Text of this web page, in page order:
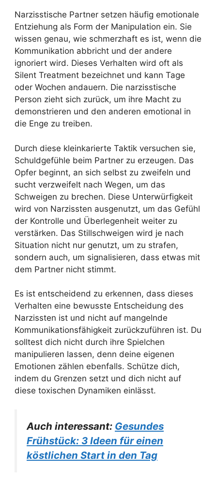
Narzisstische Partner setzen häufig emotionale
Entziehung als Form der Manipulation ein. Sie
wissen genau, wie schmerzhaft es ist, wenn die
Kommunikation abbricht und der andere
ignoriert wird. Dieses Verhalten wird oft als
Silent Treatment bezeichnet und kann Tage
oder Wochen andauern. Die narzisstische
Person zieht sich zurück, um ihre Macht zu
demonstrieren und den anderen emotional in
die Enge zu treiben.
Durch diese kleinkarierte Taktik versuchen sie,
Schuldgefühle beim Partner zu erzeugen. Das
Opfer beginnt, an sich selbst zu zweifeln und
sucht verzweifelt nach Wegen, um das
Schweigen zu brechen. Diese Unterwürfigkeit
wird von Narzissten ausgenutzt, um das Gefühl
der Kontrolle und Überlegenheit weiter zu
verstärken. Das Stillschweigen wird je nach
Situation nicht nur genutzt, um zu strafen,
sondern auch, um signalisieren, dass etwas mit
dem Partner nicht stimmt.
Es ist entscheidend zu erkennen, dass dieses
Verhalten eine bewusste Entscheidung des
Narzissten ist und nicht auf mangelnde
Kommunikationsfähigkeit zurückzuführen ist. Du
solltest dich nicht durch ihre Spielchen
manipulieren lassen, denn deine eigenen
Emotionen zählen ebenfalls. Schütze dich,
indem du Grenzen setzt und dich nicht auf
diese toxischen Dynamiken einlässt.
Auch interessant: Gesundes
Frühstück: 3 Ideen für einen
köstlichen Start in den Tag